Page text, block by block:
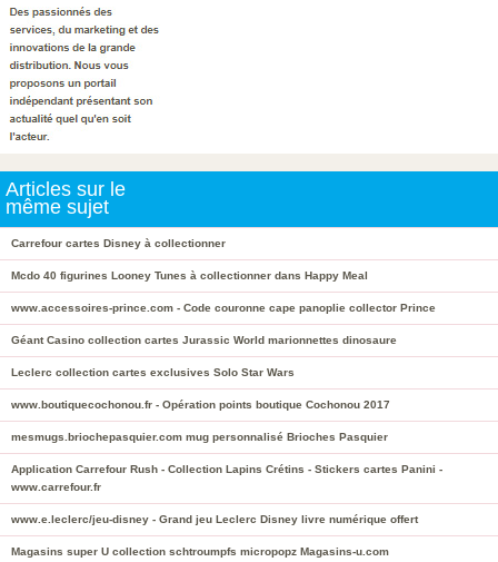
Articles sur le
même sujet
Carrefour cartes Disney à collectionner
Mcdo 40 figurines Looney Tunes à collectionner dans Happy Meal
www.accessoires-prince.com - Code couronne cape panoplie collector Prince
Géant Casino collection cartes Jurassic World marionnettes dinosaure
Leclerc collection cartes exclusives Solo Star Wars
www.boutiquecochonou.fr - Opération points boutique Cochonou 2017
mesmugs.briochepasquier.com mug personnalisé Brioches Pasquier
Application Carrefour Rush - Collection Lapins Crétins - Stickers cartes Panini -
www.carrefour.fr
www.e.leclerc/jeu-disney - Grand jeu Leclerc Disney livre numérique offert
Magasins super U collection schtroumpfs micropopz Magasins-u.com